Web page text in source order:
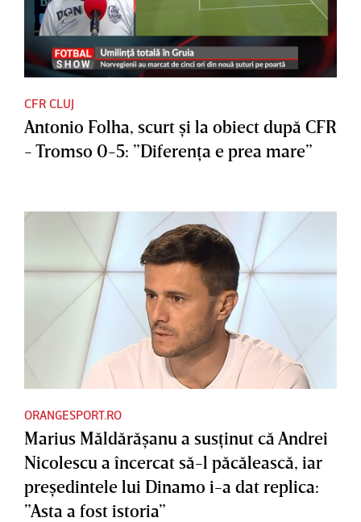
CFR CLUJ
Antonio Folha, scurt şi la obiect după CFR
- Tromso 0-5: ”Diferenţa e prea mare”
ORANGESPORT.RO
Marius Măldărăşanu a susţinut că Andrei
Nicolescu a încercat să-l păcălească, iar
preşedintele lui Dinamo i-a dat replica:
”Asta a fost istoria”